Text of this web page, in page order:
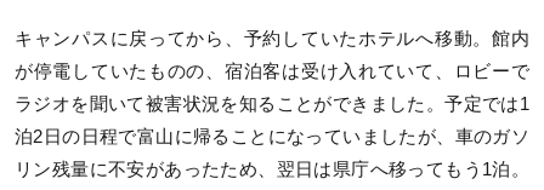
キャンパスに戻ってから、予約していたホテルへ移動。館内
が停電していたものの、宿泊客は受け入れていて、ロビーで
ラジオを聞いて被害状況を知ることができました。予定では1
泊2日の日程で富山に帰ることになっていましたが、車のガソ
リン残量に不安があったため、翌日は県庁へ移ってもう1泊。